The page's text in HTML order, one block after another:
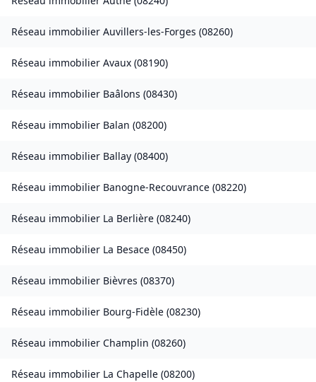
Réseau immobilier Auvillers-les-Forges (08260)
Réseau immobilier Avaux (08190)
Réseau immobilier Baâlons (08430)
Réseau immobilier Balan (08200)
Réseau immobilier Ballay (08400)
Réseau immobilier Banogne-Recouvrance (08220)
Réseau immobilier La Berlière (08240)
Réseau immobilier La Besace (08450)
Réseau immobilier Bièvres (08370)
Réseau immobilier Bourg-Fidèle (08230)
Réseau immobilier Champlin (08260)
Réseau immobilier La Chapelle (08200)